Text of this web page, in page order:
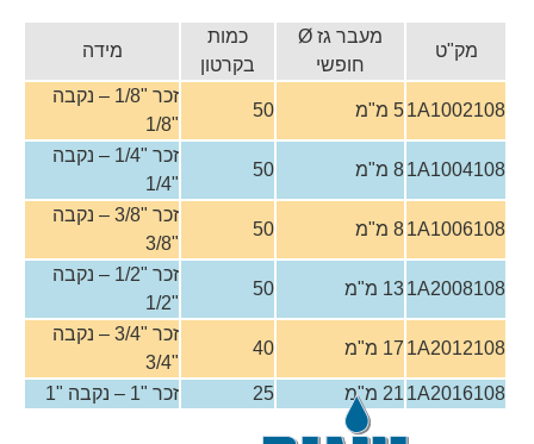
מק"ט
מעבר גז Ø
חופשי
כמות
בקרטון
מידה
1A10021085 מ"מ 50
זכר "1/8 – נקבה
"1/8
1A10041088 מ"מ 50
זכר "1/4 – נקבה
"1/4
1A10061088 מ"מ 50
זכר "3/8 – נקבה
"3/8
1A200810813 מ"מ 50
זכר "1/2 – נקבה
"1/2
1A2012108 17 מ"מ 40
זכר "3/4 – נקבה
"3/4
1A2016108 21 מ"מ 25 זכר "1 – נקבה "1